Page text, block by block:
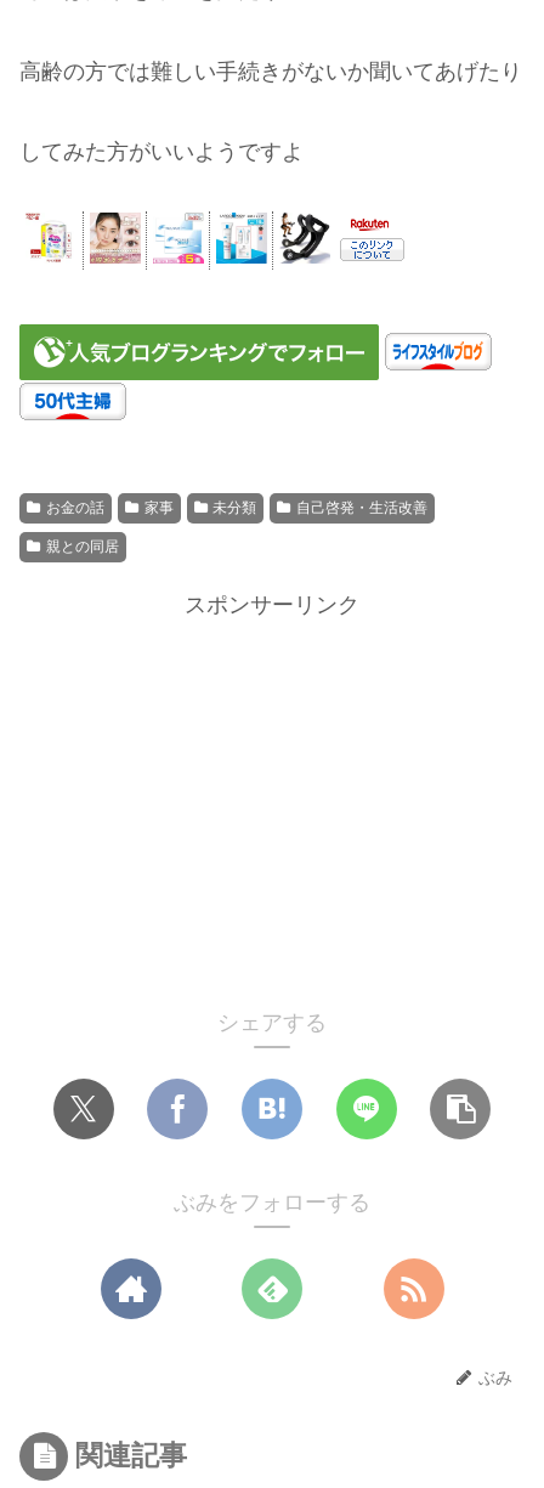
高齢の方では難しい手続きがないか聞いてあげたり
してみた方がいいようですよ
お金の話 家事 未分類 自己啓発・生活改善
親との同居
スポンサーリンク
シェアする
ぶみをフォローする
ぶみ
関連記事